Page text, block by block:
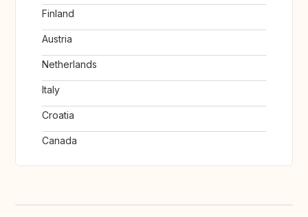
Finland
Austria
Netherlands
Italy
Croatia
Canada